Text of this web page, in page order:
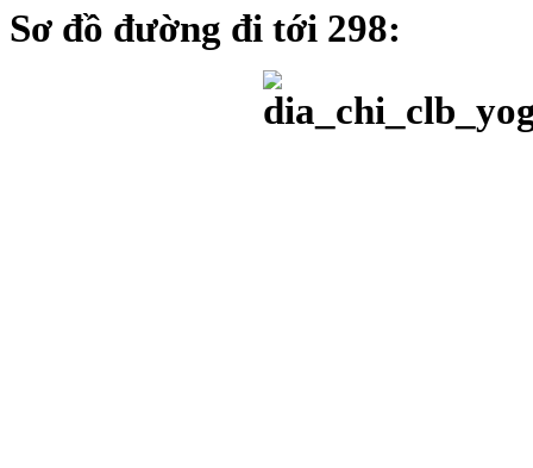
Sơ đồ đường đi tới 298: